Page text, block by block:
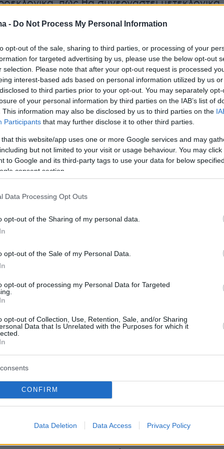
- Do Not Process My Personal Information
opt-out of the sale, sharing to third parties, or processing of your
for targeted advertising by us, please use the below opt-out
selection. Please note that after your opt-out request is processed
interest-based ads based on personal information utilized by us
to third parties prior to your opt-out. You may separately
of your personal information by third parties on the IAB’s list of
This information may also be disclosed by us to third parties on the
Participants that may further disclose it to other third parties.
that this website/app uses one or more Google services and may
but not limited to your visit or usage behaviour. You may
to Google and its third-party tags to use your data for below
consent section.
Data Processing Opt Outs
opt-out of the Sharing of my personal data.
opt-out of the Sale of my Personal Data.
opt-out of processing my Personal Data for Targeted
opt-out of Collection, Use, Retention, Sale, and/or Sharing
Data that Is Unrelated with the Purposes for which it
CONFIRM
Data Deletion Data Access Privacy Policy
πως θα συνεργαστεί μετεκλογικά
και τότε θα δούμε τα δεδομένα»,
με ποιον θα συνεργαστεί το ΠΑΣΟΚ και
του Φρανσουά Μιτεράν πως ανάμεσα στη
μέρα των εκλογών και την επόμενη μέρα,
εκλογές.
του, ο Νίκος Χριστοδουλάκης
κινήθηκε στην
καθώς υποστήριξε πως το ΠΑΣΟΚ, αφού
και με ποιά δύναμη προκύψουν από τη
αποφασίσει τι θα πράξει με γνώμονα το
τις προτάσεις του ΠΑΣΟΚ για την
ότι η κοινωνία είναι «διαολισμένη»
συνέπειες της οικονομικής κρίσης που
που αυξάνεται είναι από τα
κοινωνίας. «Το ΠΑΣΟΚ δεν λέει
Έχει σοβαρές προτάσεις για την στέγαση
των μερισμάτων και την ανάταξη της
του, ο
του Μάντσεστερ, σημείωσε ότι η
γνωρίσματα των δημοκρατιών στις χώρες
ότι το στοίχημα για τα κόμματα στην
να πείσουν τους πολίτες ότι έχουν κι εκείνοι